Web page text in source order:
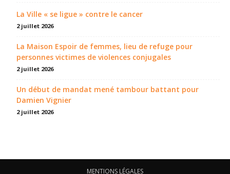
La Ville « se ligue » contre le cancer
2 juillet 2026
La Maison Espoir de femmes, lieu de refuge pour
personnes victimes de violences conjugales
2 juillet 2026
Un début de mandat mené tambour battant pour
Damien Vignier
2 juillet 2026
MENTIONS LÉGALES